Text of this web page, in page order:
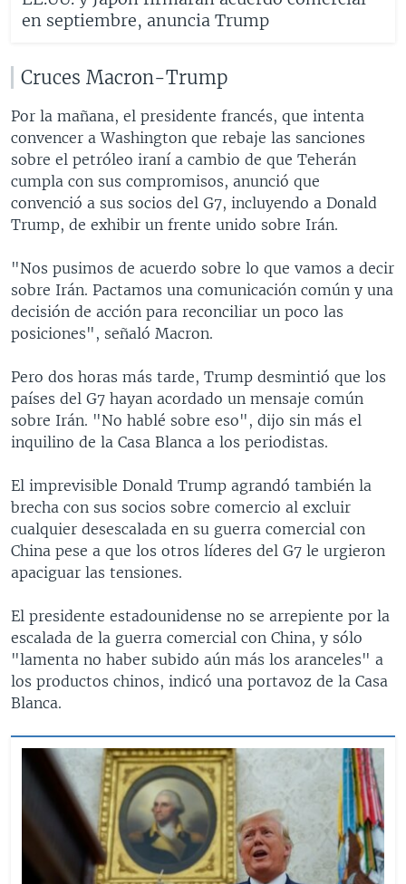
en septiembre, anuncia Trump
Cruces Macron-Trump
Por la mañana, el presidente francés, que intenta
convencer a Washington que rebaje las sanciones
sobre el petróleo iraní a cambio de que Teherán
cumpla con sus compromisos, anunció que
convenció a sus socios del G7, incluyendo a Donald
Trump, de exhibir un frente unido sobre Irán.
"Nos pusimos de acuerdo sobre lo que vamos a decir
sobre Irán. Pactamos una comunicación común y una
decisión de acción para reconciliar un poco las
posiciones", señaló Macron.
Pero dos horas más tarde, Trump desmintió que los
países del G7 hayan acordado un mensaje común
sobre Irán. "No hablé sobre eso", dijo sin más el
inquilino de la Casa Blanca a los periodistas.
El imprevisible Donald Trump agrandó también la
brecha con sus socios sobre comercio al excluir
cualquier desescalada en su guerra comercial con
China pese a que los otros líderes del G7 le urgieron
apaciguar las tensiones.
El presidente estadounidense no se arrepiente por la
escalada de la guerra comercial con China, y sólo
"lamenta no haber subido aún más los aranceles" a
los productos chinos, indicó una portavoz de la Casa
Blanca.